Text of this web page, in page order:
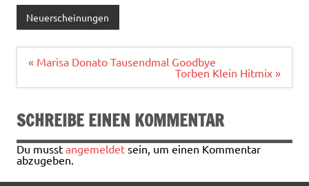
e
b
o
o
k
it
te
r
ai
l
n
Neuerscheinungen
Beitragsnavigation
« Marisa Donato Tausendmal Goodbye
Torben Klein Hitmix »
SCHREIBE EINEN KOMMENTAR
Du musst angemeldet sein, um einen Kommentar
abzugeben.